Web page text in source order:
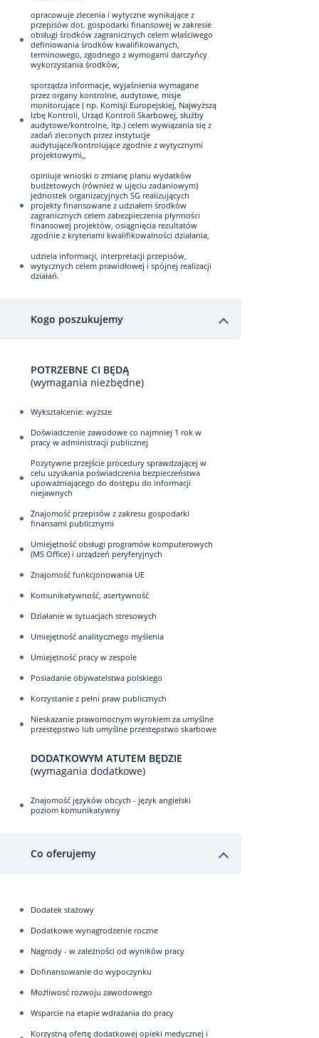
opracowuje zlecenia i wytyczne wynikające z
przepisów dot. gospodarki finansowej w zakresie
obsługi środków zagranicznych celem właściwego
definiowania środków kwalifikowanych,
terminowego, zgodnego z wymogami darczyńcy
wykorzystania środków,
sporządza informacje, wyjaśnienia wymagane
przez organy kontrolne, audytowe, misje
monitorujące ( np. Komisji Europejskiej, Najwyższą
Izbę Kontroli, Urząd Kontroli Skarbowej, służby
audytowe/kontrolne, itp.) celem wywiązania się z
zadań zleconych przez instytucje
audytujące/kontrolujące zgodnie z wytycznymi
projektowymi,,
opiniuje wnioski o zmianę planu wydatków
budżetowych (również w ujęciu zadaniowym)
jednostek organizacyjnych SG realizujących
projekty finansowane z udziałem środków
zagranicznych celem zabezpieczenia płynności
finansowej projektów, osiągnięcia rezultatów
zgodnie z kryteriami kwalifikowalności działania,
udziela informacji, interpretacji przepisów,
wytycznych celem prawidłowej i spójnej realizacji
działań.
Kogo poszukujemy
POTRZEBNE CI BĘDĄ
(wymagania niezbędne)
Wykształcenie: wyższe
Doświadczenie zawodowe co najmniej 1 rok w
pracy w administracji publicznej
Pozytywne przejście procedury sprawdzającej w
celu uzyskania poświadczenia bezpieczeństwa
upoważniającego do dostępu do informacji
niejawnych
Znajomość przepisów z zakresu gospodarki
finansami publicznymi
Umiejętność obsługi programów komputerowych
(MS Office) i urządzeń peryferyjnych
Znajomość funkcjonowania UE
Komunikatywność, asertywność
Działanie w sytuacjach stresowych
Umiejętność analitycznego myślenia
Umiejętność pracy w zespole
Posiadanie obywatelstwa polskiego
Korzystanie z pełni praw publicznych
Nieskazanie prawomocnym wyrokiem za umyślne
przestępstwo lub umyślne przestępstwo skarbowe
DODATKOWYM ATUTEM BĘDZIE
(wymagania dodatkowe)
Znajomość języków obcych - język angielski
poziom komunikatywny
Co oferujemy
Dodatek stażowy
Dodatkowe wynagrodzenie roczne
Nagrody - w zależności od wyników pracy
Dofinansowanie do wypoczynku
Możliwosć rozwoju zawodowego
Wsparcie na etapie wdrażania do pracy
Korzystną ofertę dodatkowej opieki medycznej i